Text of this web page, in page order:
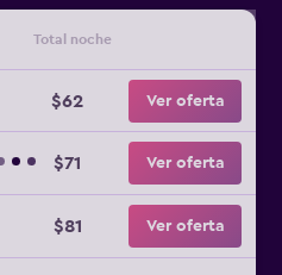
Total noche
$62 Ver oferta
$71 Ver oferta
$81 Ver oferta